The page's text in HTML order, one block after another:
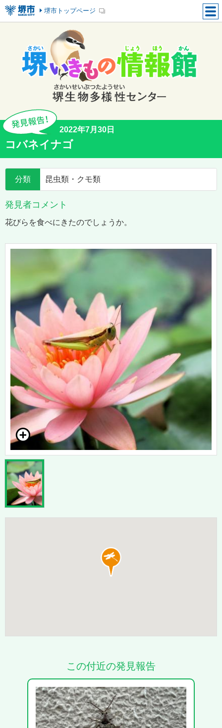
堺市トップページ
2022年7月30日
コバネイナゴ
分類 昆虫類・クモ類
発見者コメント
花びらを食べにきたのでしょうか。
この付近の発見報告